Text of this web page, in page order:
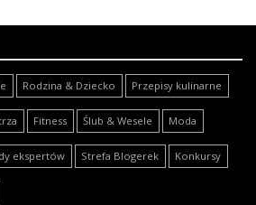
Rodzina & Dziecko Przepisy kulinarne
Fitness Ślub & Wesele Moda
ekspertów Strefa Blogerek Konkursy